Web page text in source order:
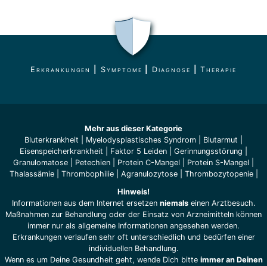
Erkrankungen Symptome Diagnose |Therapie
Mehr aus dieser Kategorie
Bluterkrankheit
Myelodysplastisches Syndrom Blutarmut
Eisenspeicherkrankheit
Faktor 5 Leiden Gerinnungsstörung
Granulomatose
Petechien Protein C-Mangel Protein S-Mangel
Thalassämie| Thrombophilie| Agranulozytose| Thrombozytopenie|
Hinweis!
Informationen aus dem Internet ersetzen niemalseinen Arztbesuch.
Maßnahmen zur Behandlung oder der Einsatz von Arzneimitteln können
immer nur als allgemeine Informationen angesehen werden.
Erkrankungen verlaufen sehr oft unterschiedlich und bedürfen einer
individuellen Behandlung.
Wenn es um Deine Gesundheit geht, wende Dich bitte immer an Deinen